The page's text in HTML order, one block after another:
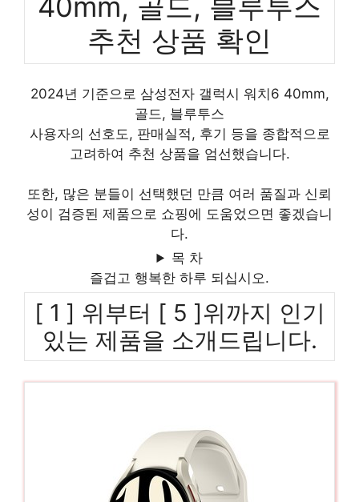
추천 상품 확인
2024년 기준으로 삼성전자 갤럭시 워치6 40mm,
골드, 블루투스
사용자의 선호도, 판매실적, 후기 등을 종합적으로
고려하여 추천 상품을 엄선했습니다.
또한, 많은 분들이 선택했던 만큼 여러 품질과 신뢰
성이 검증된 제품으로 쇼핑에 도움었으면 좋겠습니
다.
목 차
즐겁고 행복한 하루 되십시오.
[ 1 ] 위부터 [ 5 ]위까지 인기
있는 제품을 소개드립니다.